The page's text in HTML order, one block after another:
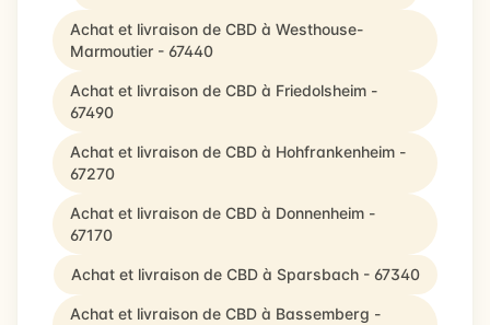
Achat et livraison de CBD à Westhouse-
Marmoutier - 67440
Achat et livraison de CBD à Friedolsheim -
67490
Achat et livraison de CBD à Hohfrankenheim -
67270
Achat et livraison de CBD à Donnenheim -
67170
Achat et livraison de CBD à Sparsbach - 67340
Achat et livraison de CBD à Bassemberg -